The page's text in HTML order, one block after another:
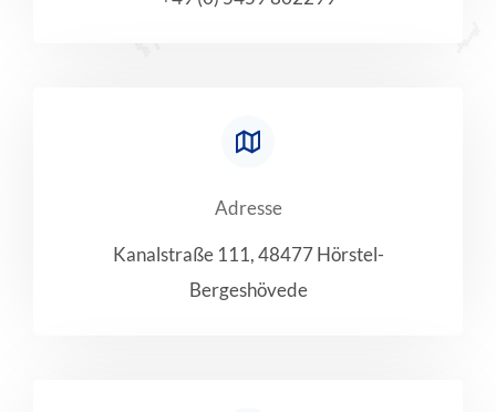
Adresse​
Kanalstraße 111, 48477 Hörstel-
Bergeshövede